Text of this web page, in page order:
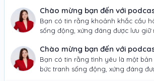
Chào mừng bạn đến với
JOURNEY – "KIẾN TẠO HÀNH
VÀ NGHỆ THUẬT"!
Bạn có tin rằng khoảnh khắc cầu
sống động, xứng đáng được lưu giữ
Chào mừng bạn đến với
JOURNEY – “KIẾN TẠO HÀNH
VÀ NGHỆ THUẬT”!
Bạn có tin rằng tình yêu là một
bức tranh sống động, xứng đáng